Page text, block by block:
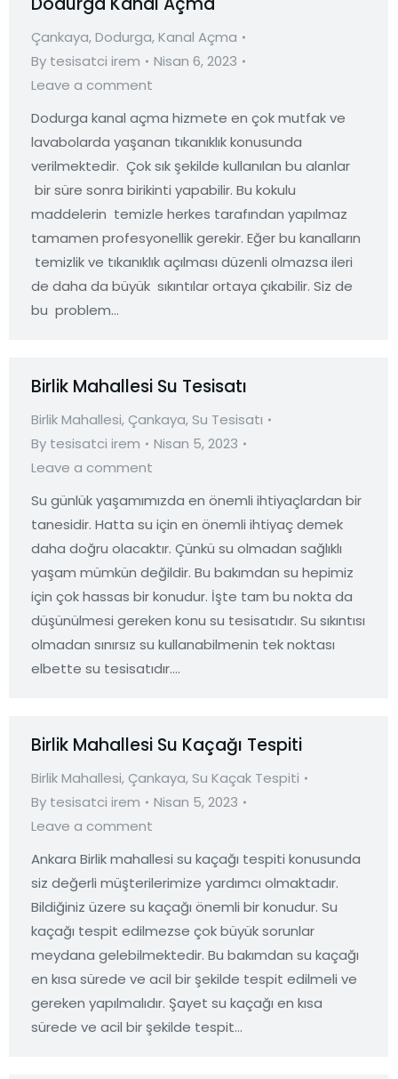
Çankaya,Dodurga,Kanal Açma
By tesisatci irem
Nisan 6, 2023
Leave a comment
Dodurga kanal açma hizmete en çok mutfak ve
lavabolarda yaşanan tıkanıklık konusunda
verilmektedir. Çok sık şekilde kullanılan bu alanlar
bir süre sonra birikinti yapabilir. Bu kokulu
maddelerin temizle herkes tarafından yapılmaz
tamamen profesyonellik gerekir. Eğer bu kanalların
temizlik ve tıkanıklık açılması düzenli olmazsa ileri
de daha da büyük sıkıntılar ortaya çıkabilir. Siz de
bu problem…
Birlik Mahallesi Su Tesisatı
Birlik Mahallesi, Çankaya,Su Tesisatı
By tesisatci irem
Nisan 5, 2023
Leave a comment
Su günlük yaşamımızda en önemli ihtiyaçlardan bir
tanesidir. Hatta su için en önemli ihtiyaç demek
daha doğru olacaktır. Çünkü su olmadan sağlıklı
yaşam mümkün değildir. Bu bakımdan su hepimiz
için çok hassas bir konudur. İşte tam bu nokta da
düşünülmesi gereken konu su tesisatıdır. Su sıkıntısı
olmadan sınırsız su kullanabilmenin tek noktası
elbette su tesisatıdır.…
Birlik Mahallesi Su Kaçağı Tespiti
Birlik Mahallesi, Çankaya,Su Kaçak Tespiti
By tesisatci irem
Nisan 5, 2023
Leave a comment
Ankara Birlik mahallesi su kaçağı tespiti konusunda
siz değerli müşterilerimize yardımcı olmaktadır.
Bildiğiniz üzere su kaçağı önemli bir konudur. Su
kaçağı tespit edilmezse çok büyük sorunlar
meydana gelebilmektedir. Bu bakımdan su kaçağı
en kısa sürede ve acil bir şekilde tespit edilmeli ve
gereken yapılmalıdır. Şayet su kaçağı en kısa
sürede ve acil bir şekilde tespit…